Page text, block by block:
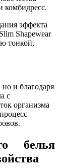
комбидресс.
эффекта
Shapewear
тонкой,
и благодаря
с
организма
белья